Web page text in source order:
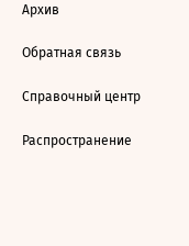
Архив
Обратная связь
Справочный центр
Распространение